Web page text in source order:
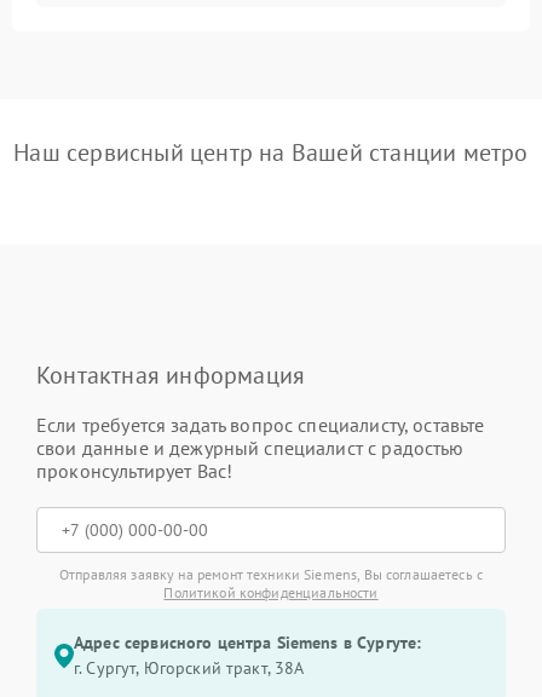
Наш сервисный центр на Вашей станции метро
Контактная информация
Если требуется задать вопрос специалисту, оставьте
свои данные и дежурный специалист с радостью
проконсультирует Вас!
Отправляя заявку на ремонт техники Siemens, Вы соглашаетесь с
Политикой конфиденциальности
Адрес сервисного центра Siemens в Сургуте:
г. Сургут, Югорский тракт, 38А